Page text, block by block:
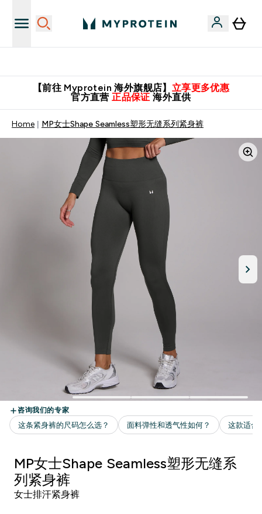
【前往 Myprotein 海外旗舰店】 立享更多优惠
官方直营 正品保证 海外直供
Home MP女士Shape Seamless塑形无缝系列紧身裤
MP女士Shape Seamless塑形无缝系
列紧身裤
女士排汗紧身裤